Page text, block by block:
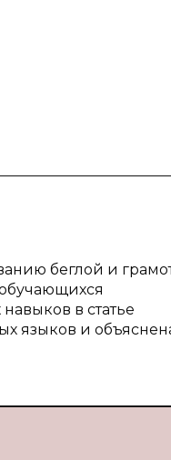
беглой и
в статье
языков и